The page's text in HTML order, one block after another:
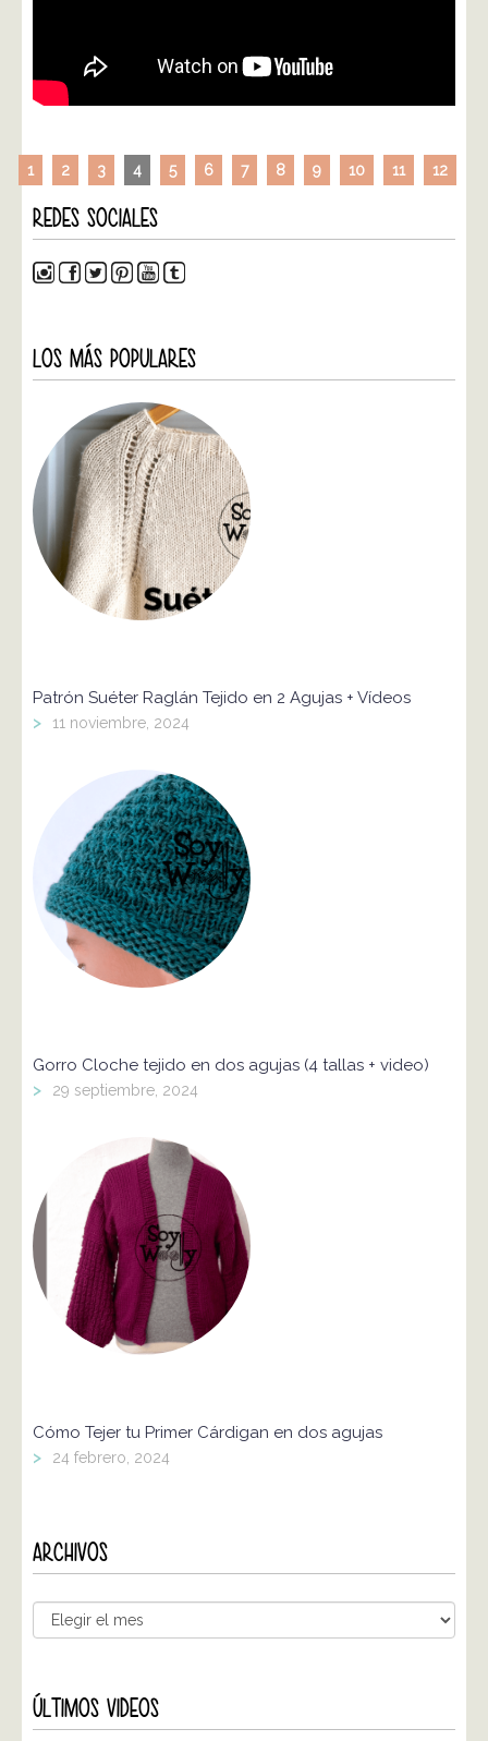
1 2 3 4 5 6 7 8 9 10 11 12
REDES SOCIALES
LOS MÁS POPULARES
Patrón Suéter Raglán Tejido en 2 Agujas + Vídeos
> 11 noviembre, 2024
Gorro Cloche tejido en dos agujas (4 tallas + video)
> 29 septiembre, 2024
Cómo Tejer tu Primer Cárdigan en dos agujas
> 24 febrero, 2024
ARCHIVOS
ÚLTIMOS VIDEOS